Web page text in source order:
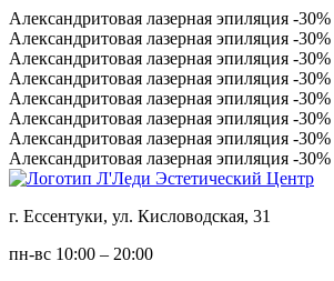
Александритовая лазерная эпиляция -30%
Александритовая лазерная эпиляция -30%
Александритовая лазерная эпиляция -30%
Александритовая лазерная эпиляция -30%
Александритовая лазерная эпиляция -30%
Александритовая лазерная эпиляция -30%
Александритовая лазерная эпиляция -30%
Александритовая лазерная эпиляция -30%
г. Ессентуки, ул. Кисловодская, 31
пн-вс 10:00 – 20:00